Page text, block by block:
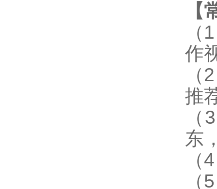
【
作
推
东